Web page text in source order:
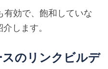
有効で、飽和していな
します。
のリンクビルデ